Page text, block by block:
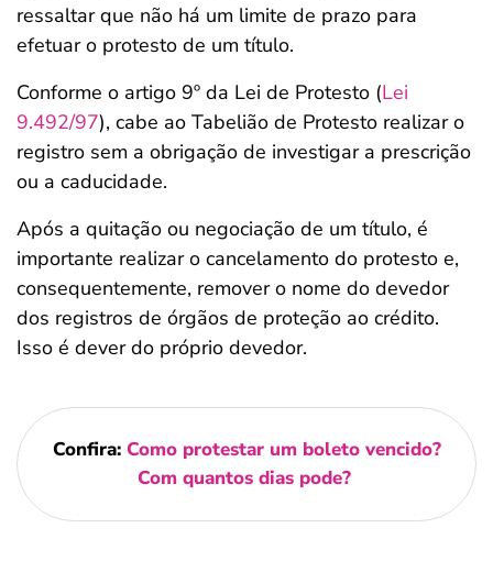
ressaltar que não há um limite de prazo para
efetuar o protesto de um título.
Conforme o artigo 9º da Lei de Protesto (Lei
9.492/97), cabe ao Tabelião de Protesto realizar o
registro sem a obrigação de investigar a prescrição
ou a caducidade.
Após a quitação ou negociação de um título, é
importante realizar o cancelamento do protesto e,
consequentemente, remover o nome do devedor
dos registros de órgãos de proteção ao crédito.
Isso é dever do próprio devedor.
Confira: Como protestar um boleto vencido?
Com quantos dias pode?